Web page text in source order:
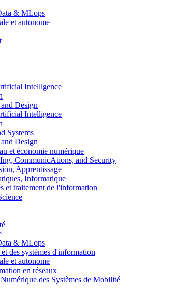
& MLops
et autonome
Intelligence
Design
Intelligence
Systems
Design
et économie numérique
CommunicAtions, and Security
Apprentissage
Informatique
et traitement de l'information
& MLops
des systèmes d'information
et autonome
en réseaux
des Systèmes de Mobilité